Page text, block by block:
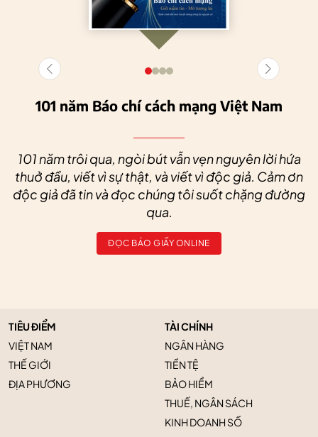
101 năm Báo chí cách mạng Việt Nam
101 năm trôi qua, ngòi bút vẫn vẹn nguyên lời hứa
thuở đầu, viết vì sự thật, và viết vì độc giả. Cảm ơn
độc giả đã tin và đọc chúng tôi suốt chặng đường
qua.
ĐỌC BÁO GIẤY ONLINE
TIÊU ĐIỂM
VIỆT NAM
THẾ GIỚI
ĐỊA PHƯƠNG
TÀI CHÍNH
NGÂN HÀNG
TIỀN TỆ
BẢO HIỂM
THUẾ, NGÂN SÁCH
KINH DOANH SỐ